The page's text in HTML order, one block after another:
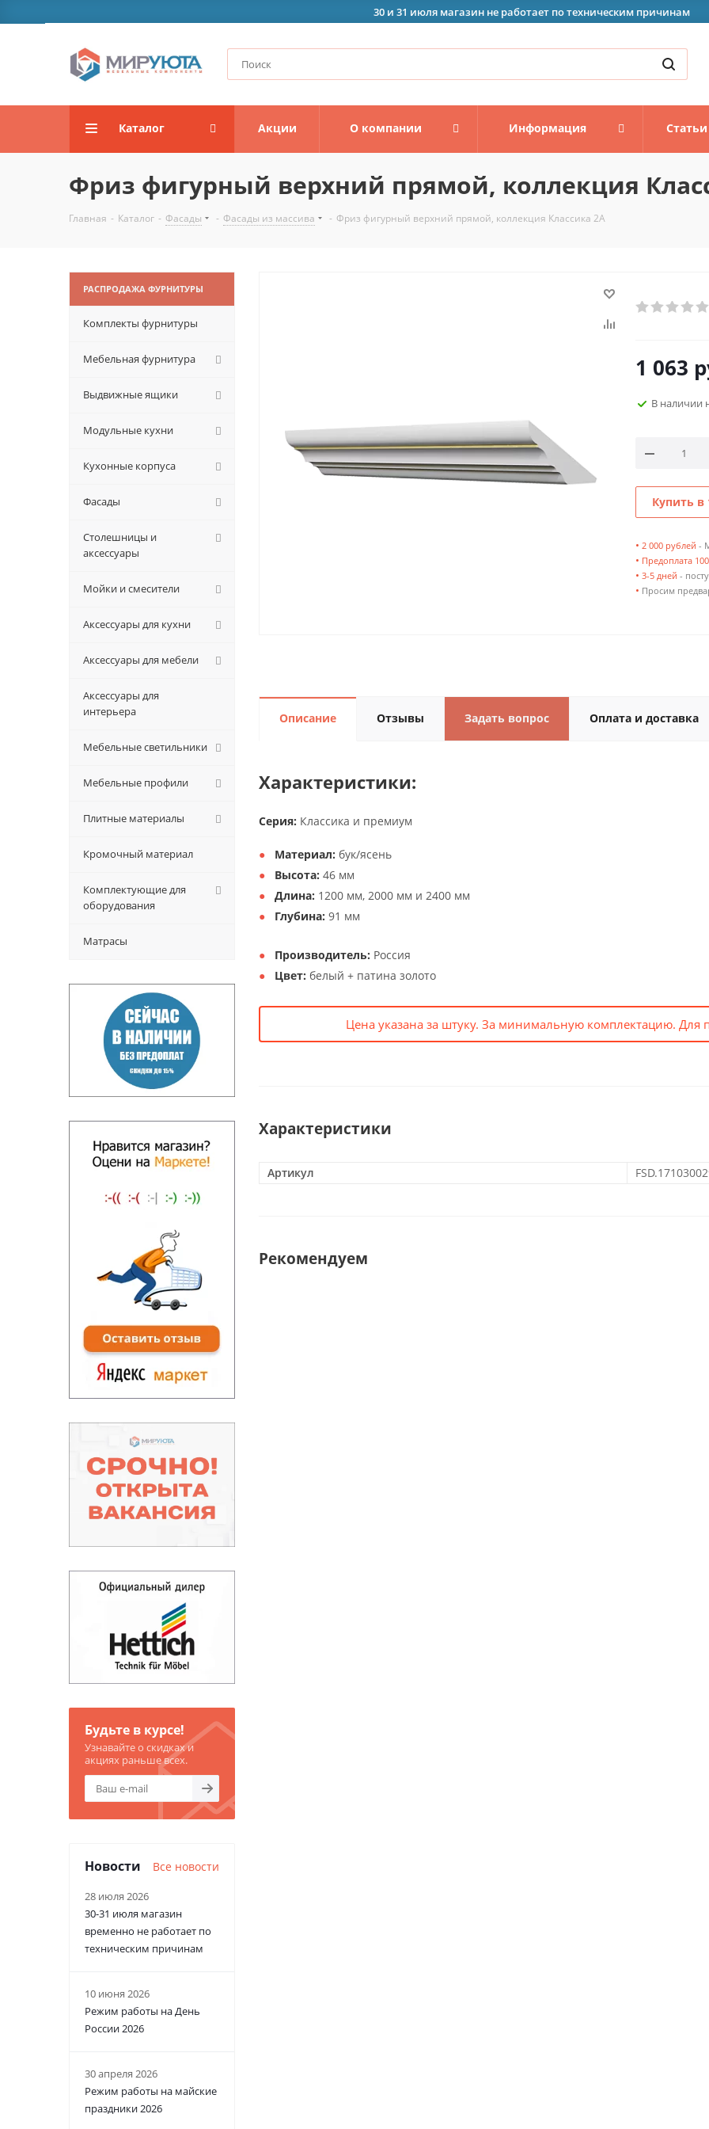
30 и 31 июля магазин не работает по техническим причинам
Каталог Акции О компании Информация Статьи
Фриз фигурный верхний прямой, коллекция
Главная - Каталог - Фасады - Фасады из массива - Фриз фигурный верхний прямой, коллекция Классика 2А
1 063
В наличии
Купить в
• 2 000 рублей -
• Предоплата
• 3-5 дней -
• Просим
Описание Отзывы Задать вопрос Оплата и доставка
Характеристики:
Серия: Классика и премиум
Материал: бук/ясень
Высота: 46 мм
Длина: 1200 мм, 2000 мм и 2400 мм
Глубина: 91 мм
Производитель: Россия
Цвет: белый + патина золото
Цена указана за штуку. За минимальную комплектацию. Для
Характеристики
Артикул
Рекомендуем
РАСПРОДАЖА ФУРНИТУРЫ
Комплекты фурнитуры
Мебельная фурнитура
Выдвижные ящики
Модульные кухни
Кухонные корпуса
Фасады
Столешницы и
аксессуары
Мойки и смесители
Аксессуары для кухни
Аксессуары для мебели
Аксессуары для
интерьера
Мебельные светильники
Мебельные профили
Плитные материалы
Кромочный материал
Комплектующие для
оборудования
Матрасы
Будьте в курсе!
Узнавайте о скидках и
акциях раньше всех.
Новости Все новости
28 июля 2026
30-31 июля магазин
временно не работает по
техническим причинам
10 июня 2026
Режим работы на День
России 2026
30 апреля 2026
Режим работы на майские
праздники 2026